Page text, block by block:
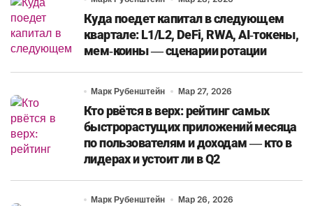
Куда поедет капитал в следующем
квартале: L1/L2, DeFi, RWA, AI‑токены,
мем‑коины — сценарии ротации
Марк Рубенштейн Мар 27, 2026
Кто рвётся в верх: рейтинг самых
быстрорастущих приложений месяца
по пользователям и доходам — кто в
лидерах и устоит ли в Q2
Марк Рубенштейн Мар 26, 2026